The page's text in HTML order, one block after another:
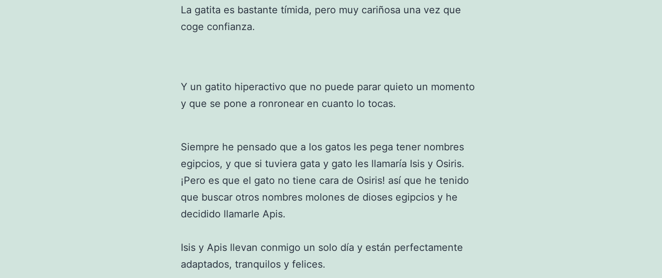
La gatita es bastante tímida, pero muy cariñosa una vez que
coge confianza.
Y un gatito hiperactivo que no puede parar quieto un momento
y que se pone a ronronear en cuanto lo tocas.
Siempre he pensado que a los gatos les pega tener nombres
egipcios, y que si tuviera gata y gato les llamaría Isis y Osiris.
¡Pero es que el gato no tiene cara de Osiris! así que he tenido
que buscar otros nombres molones de dioses egipcios y he
decidido llamarle Apis.
Isis y Apis llevan conmigo un solo día y están perfectamente
adaptados, tranquilos y felices.